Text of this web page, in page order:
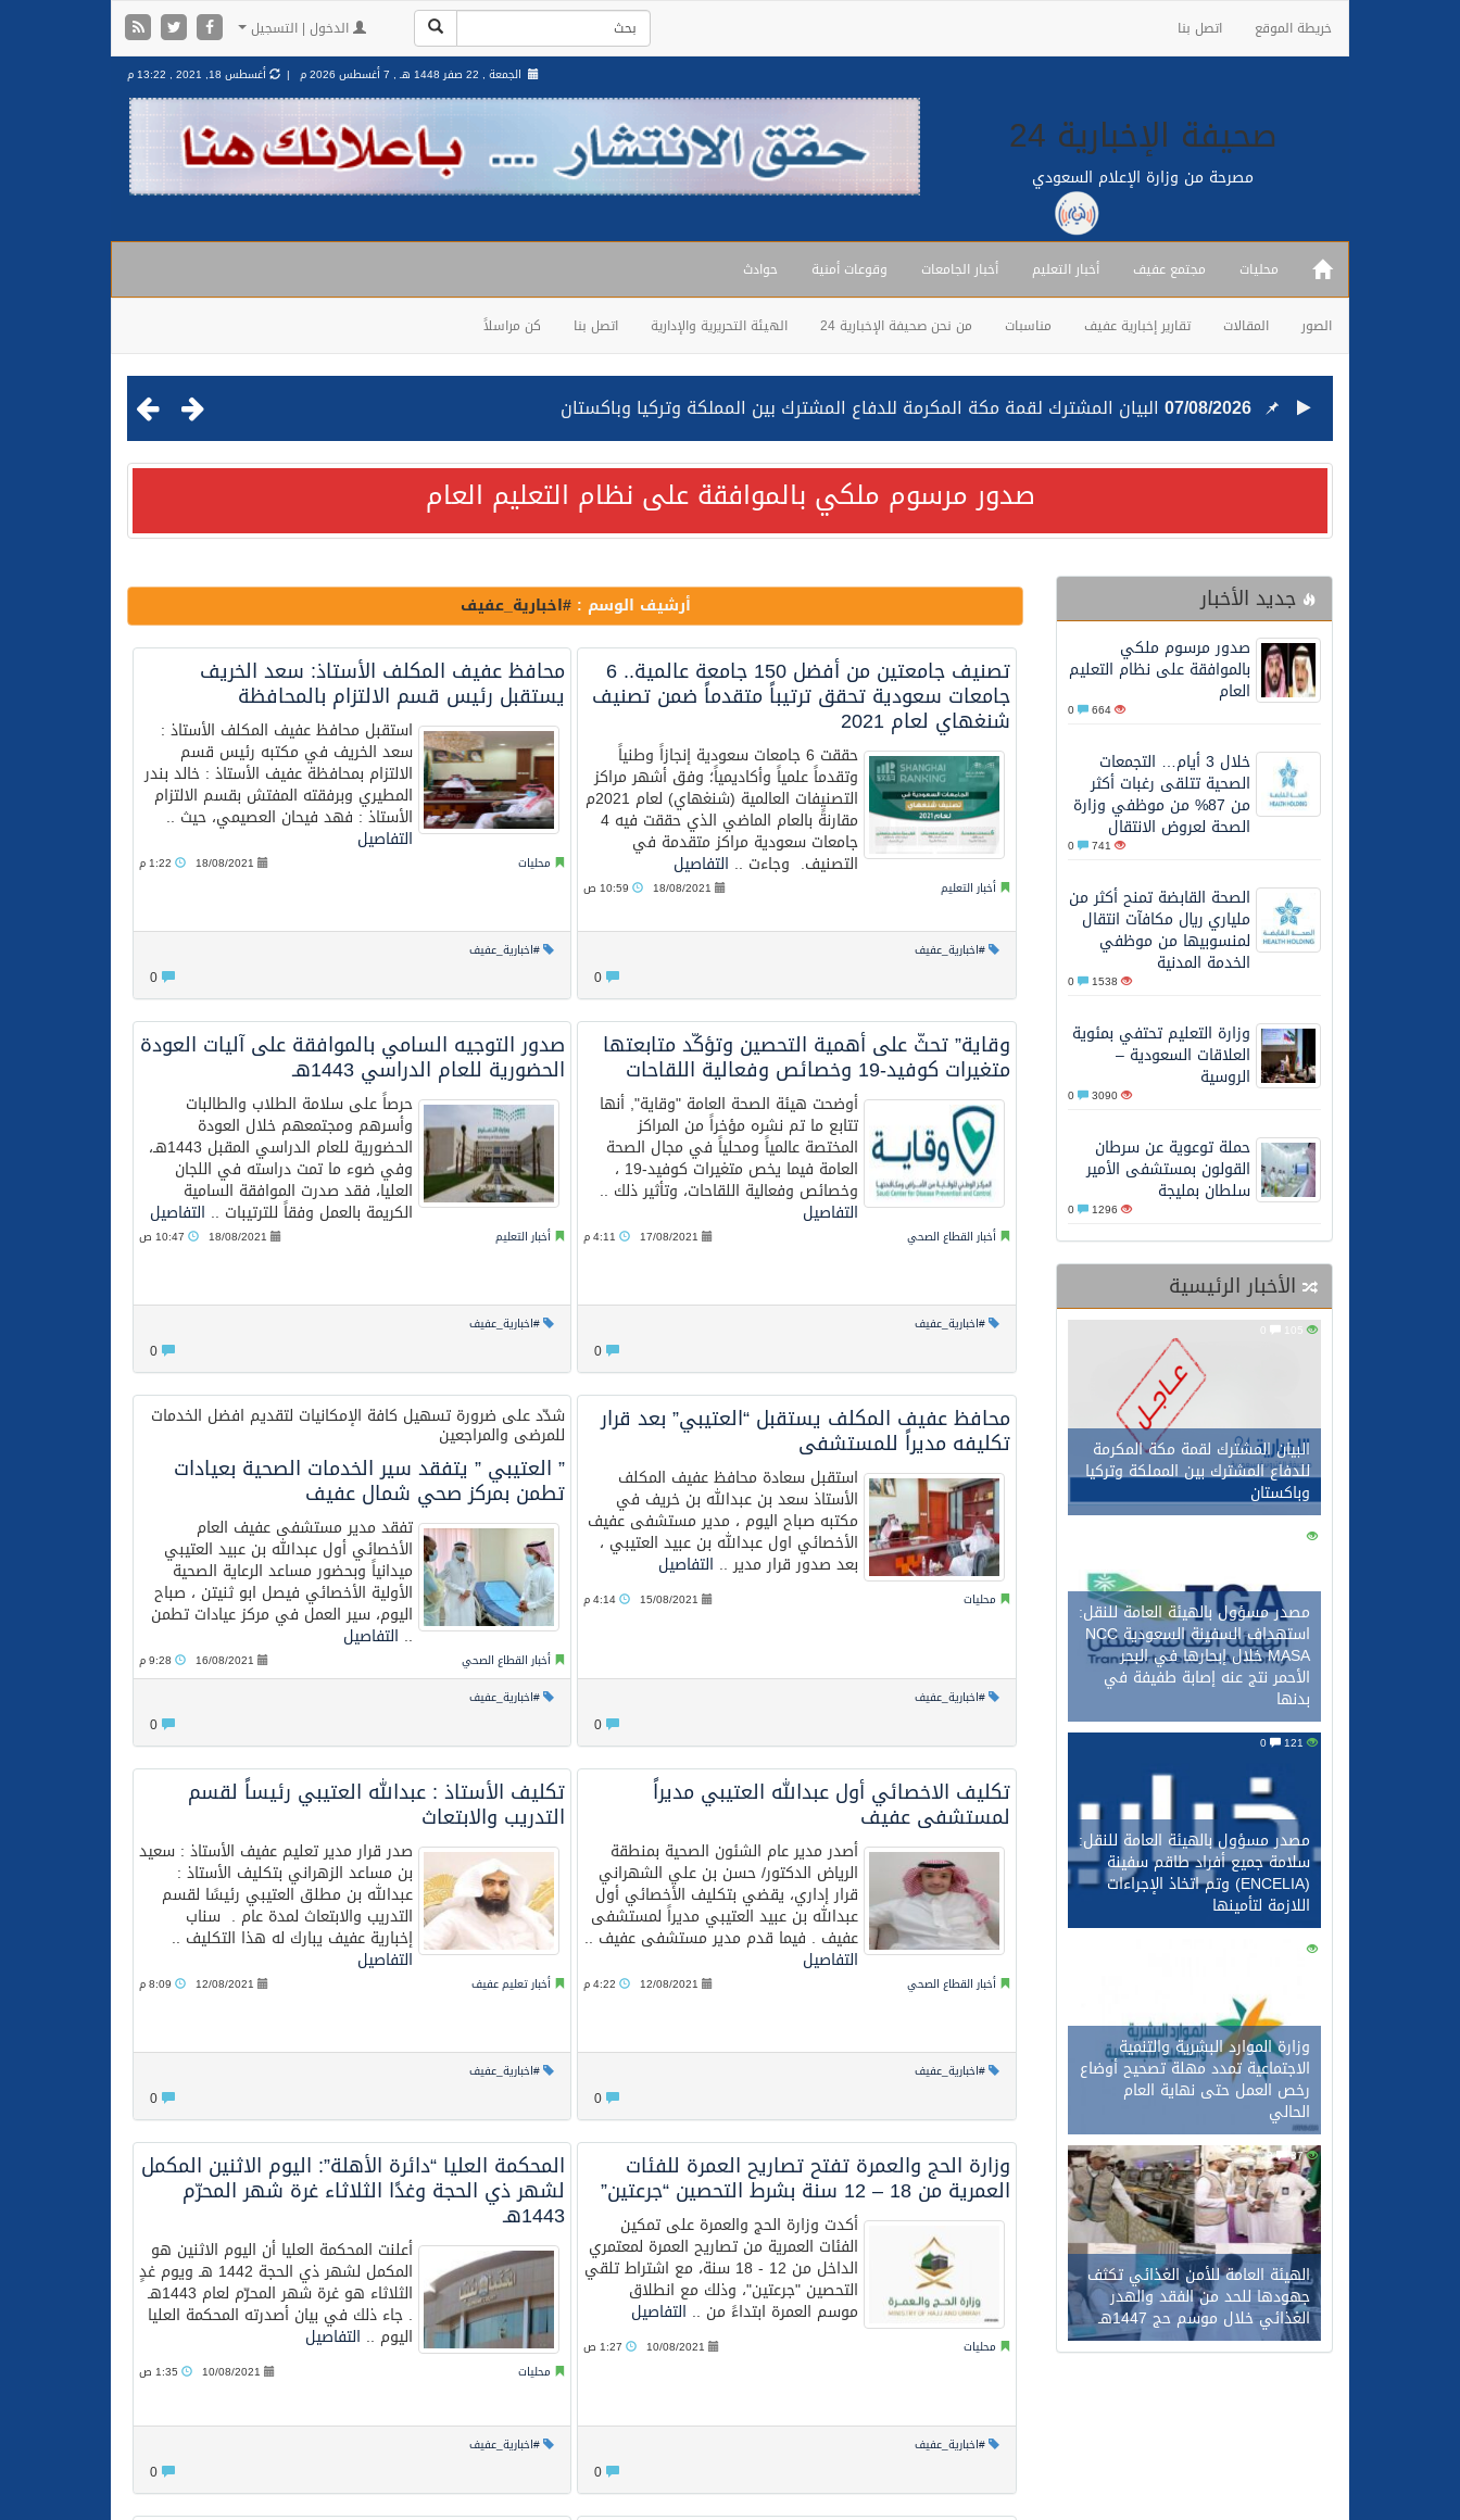
خريطة الموقع اتصل بنا الدخول | التسجيل
صحيفة الإخبارية 24
مصرحة من وزارة الإعلام السعودي
الجمعة , 22 صفر 1448 هـ , 7 أغسطس 2026 م | أغسطس 18, 2021 , 13:22 م
محليات مجتمع عفيف أخبار التعليم أخبار الجامعات وقوعات أمنية حوادث
الصور المقالات تقارير إخبارية عفيف مناسبات من نحن صحيفة الإخبارية 24 الهيئة التحريرية والإدارية اتصل بنا كن مراسلاً
07/08/2026 البيان المشترك لقمة مكة المكرمة للدفاع المشترك بين المملكة وتركيا وباكستان
25/07/2026قيادة القوات المشتركة للتحالف: نفذنا عملية رد عسكري متناسبة لأهداف عسكرية مشروعة تابعة للمليشيا الحوثية الإرهابية في محافظة الحديدة
24/07/2026مصدر مسؤول بالهيئة العامة للنقل: استهداف السفينة السعودية NCC MASA خلال إبحارها في البحر الأحمر نتج عنه إصابة طفيفة في بدنها
24/07/2026
23/07/2026مصدر مسؤول بالهيئة العامة للنقل: سلامة جميع أفراد طاقم سفينة (ENCELIA) وتم اتخاذ الإجراءات اللازمة لتأمينها
وزارة الموارد البشرية والتنمية الاجتماعية تمدد مهلة تصحيح أوضاع رخص العمل حتى نهاية العام الحالي
28/06/2026خلال 3 أيام… التجمعات الصحية تتلقى رغبات أكثر من 87% من موظفي وزارة الصحة لعروض الانتقال
سمو ولي العهد يتلقى اتصالًا هاتفيًا من رئيس الوزراء الباكستاني
27/05/2026الهيئة العامة للأمن الغذائي تكثف جهودها للحد من الفقد والهدر الغذائي خلال موسم حج 1447هـ
محافظ عفيف يؤدي صلاة عيد الأضحى
صدور مرسوم ملكي بالموافقة على نظام التعليم العام
جديد الأخبار
صدور مرسوم ملكي
بالموافقة على نظام التعليم
العام
664
خلال 3 أيام… التجمعات
الصحية تتلقى رغبات أكثر
من 87% من موظفي وزارة
الصحة لعروض الانتقال
741
الصحة القابضة تمنح أكثر من
ملياري ريال مكافآت انتقال
لمنسوبيها من موظفي
الخدمة المدنية
1538
وزارة التعليم تحتفي بمئوية
العلاقات السعودية –
الروسية
3090
حملة توعوية عن سرطان
القولون بمستشفى الأمير
سلطان بمليجة
1296
الأخبار الرئيسية
البيان المشترك لقمة مكة المكرمة
للدفاع المشترك بين المملكة وتركيا
وباكستان
134
مصدر مسؤول بالهيئة العامة للنقل:
استهداف السفينة السعودية NCC
MASA خلال إبحارها في البحر
الأحمر نتج عنه إصابة طفيفة في
بدنها
مصدر مسؤول بالهيئة العامة للنقل:
سلامة جميع أفراد طاقم سفينة
(ENCELIA) وتم اتخاذ الإجراءات
اللازمة لتأمينها
108
وزارة الموارد البشرية والتنمية
الاجتماعية تمدد مهلة تصحيح أوضاع
رخص العمل حتى نهاية العام
الحالي
87
0
الهيئة العامة للأمن الغذائي تكثف
جهودها للحد من الفقد والهدر
الغذائي خلال موسم حج 1447هـ
أرشيف الوسم :#اخبارية_عفيف
محافظ عفيف المكلف الأستاذ: سعد الخريف
يستقبل رئيس قسم الالتزام بالمحافظة
استقبل محافظ عفيف المكلف الأستاذ :
سعد الخريف في مكتبه رئيس قسم
الالتزام بمحافظة عفيف الأستاذ : خالد بندر
المطيري وبرفقته المفتش بقسم الالتزام
الأستاذ : فهد فيحان العصيمي، حيث ..
التفاصيل
محليات 18/08/2021
#اخبارية_عفيف
تصنيف جامعتين من أفضل 150 جامعة عالمية.. 6
جامعات سعودية تحقق ترتيباً متقدماً ضمن تصنيف
شنغهاي لعام 2021
حققت 6 جامعات سعودية إنجازاً وطنياً
وتقدماً علمياً وأكاديمياً؛ وفق أشهر مراكز
التصنيفات العالمية (شنغهاي) لعام 2021م
مقارنةً بالعام الماضي الذي حققت فيه 4
جامعات سعودية مراكز متقدمة في
التصنيف. وجاءت .. التفاصيل
أخبار التعليم 18/08/2021 10:59 ص
#اخبارية_عفيف
0
صدور التوجيه السامي بالموافقة على آليات العودة
الحضورية للعام الدراسي 1443هـ
حرصاً على سلامة الطلاب والطالبات
وأسرهم ومجتمعهم خلال العودة
الحضورية للعام الدراسي المقبل 1443هـ،
وفي ضوء ما تمت دراسته في اللجان
العليا، فقد صدرت الموافقة السامية
الكريمة بالعمل وفقاً للترتيبات .. التفاصيل
أخبار التعليم 18/08/2021
#اخبارية_عفيف
وقاية” تحثّ على أهمية التحصين وتؤكّد متابعتها
متغيرات كوفيد-19 وخصائص وفعالية اللقاحات
أوضحت هيئة الصحة العامة "وقاية", أنها
تتابع ما تم نشره مؤخراً من المراكز
المختصة عالمياً ومحلياً في مجال الصحة
العامة فيما يخص متغيرات كوفيد-19 ،
وخصائص وفعالية اللقاحات، وتأثير ذلك ..
التفاصيل
أخبار القطاع الصحي 17/08/2021 4:11 م
#اخبارية_عفيف
0
شدّد على ضرورة تسهيل كافة الإمكانيات لتقديم افضل الخدمات
للمرضى والمراجعين
” العتيبي ” يتفقد سير الخدمات الصحية بعيادات
تطمن بمركز صحي شمال عفيف
تفقد مدير مستشفى عفيف العام
الأخصائي أول عبدالله بن عبيد العتيبي
ميدانياً وبحضور مساعد الرعاية الصحية
الأولية الأخصائي فيصل ابو ثنيتن ، صباح
اليوم، سير العمل في مركز عيادات تطمن
.. التفاصيل
أخبار القطاع الصحي 16/08/2021
#اخبارية_عفيف
محافظ عفيف المكلف يستقبل “العتيبي” بعد قرار
تكليفه مديراً للمستشفى
استقبل سعادة محافظ عفيف المكلف
الأستاذ سعد بن عبدالله بن خريف في
مكتبه صباح اليوم ، مدير مستشفى عفيف
الأخصائي اول عبدالله بن عبيد العتيبي ،
بعد صدور قرار مدير .. التفاصيل
محليات 15/08/2021 4:14 م
#اخبارية_عفيف
0
تكليف الأستاذ : عبدالله العتيبي رئيساً لقسم
التدريب والابتعاث
صدر قرار مدير تعليم عفيف الأستاذ : سعيد
بن مساعد الزهراني بتكليف الأستاذ :
عبدالله بن مطلق العتيبي رئيسًا لقسم
التدريب والابتعاث لمدة عام . سناب
إخبارية عفيف يبارك له هذا التكليف ..
التفاصيل
أخبار تعليم عفيف 12/08/2021
#اخبارية_عفيف
تكليف الاخصائي أول عبدالله العتيبي مديراً
لمستشفى عفيف
أصدر مدير عام الشئون الصحية بمنطقة
الرياض الدكتور/ حسن بن علي الشهراني
قرار إداري، يقضي بتكليف الأخصائي أول
عبدالله بن عبيد العتيبي مديراً لمستشفى
عفيف . فيما قدم مدير مستشفى عفيف ..
التفاصيل
أخبار القطاع الصحي 12/08/2021 4:22 م
#اخبارية_عفيف
0
المحكمة العليا “دائرة الأهلة”: اليوم الاثنين المكمل
لشهر ذي الحجة وغدًا الثلاثاء غرة شهر المحرّم
1443هـ
أعلنت المحكمة العليا أن اليوم الاثنين هو
المكمل لشهر ذي الحجة 1442 هـ ويوم غدٍ
الثلاثاء هو غرة شهر المحرّم لعام 1443هـ
. جاء ذلك في بيان أصدرته المحكمة العليا
اليوم .. التفاصيل
محليات 10/08/2021
#اخبارية_عفيف
وزارة الحج والعمرة تفتح تصاريح العمرة للفئات
العمرية من 18 – 12 سنة بشرط التحصين “جرعتين”
أكدت وزارة الحج والعمرة على تمكين
الفئات العمرية من تصاريح العمرة لمعتمري
الداخل من 12 - 18 سنة، مع اشتراط تلقي
التحصين "جرعتين"، وذلك مع انطلاق
موسم العمرة ابتداءً من .. التفاصيل
محليات 10/08/2021 1:27 ص
#اخبارية_عفيف
0